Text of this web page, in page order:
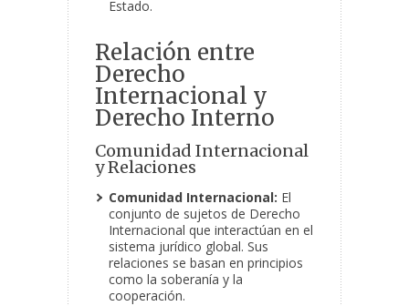
Estado.
Relación entre
Derecho
Internacional y
Derecho Interno
Comunidad Internacional
y Relaciones
Comunidad Internacional: El
conjunto de sujetos de Derecho
Internacional que interactúan en el
sistema jurídico global. Sus
relaciones se basan en principios
como la soberanía y la
cooperación.